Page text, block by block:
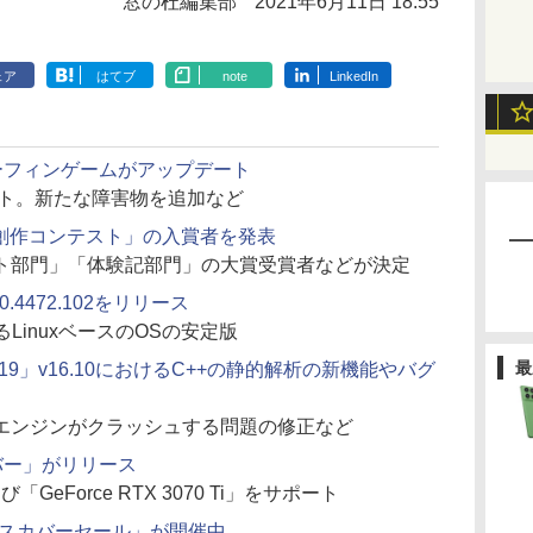
ア はてブ note LinkedIn
ィンゲームがアップデート
。新たな障害物を追加など
コンテスト」の入賞者を発表
部門」「体験記部門」の大賞受賞者などが決定
をリリース
LinuxベースのOSの安定版
」v16.10におけるC++の静的解析の新機能やバグ
ンジンがクラッシュする問題の修正など
」がリリース
「GeForce RTX 3070 Ti」をサポート